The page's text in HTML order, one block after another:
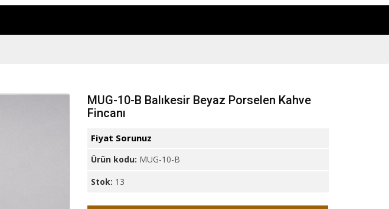
MUG-10-B Balıkesir Beyaz Porselen Kahve
Fincanı
Fiyat Sorunuz
Ürün kodu: MUG-10-B
Stok: 13